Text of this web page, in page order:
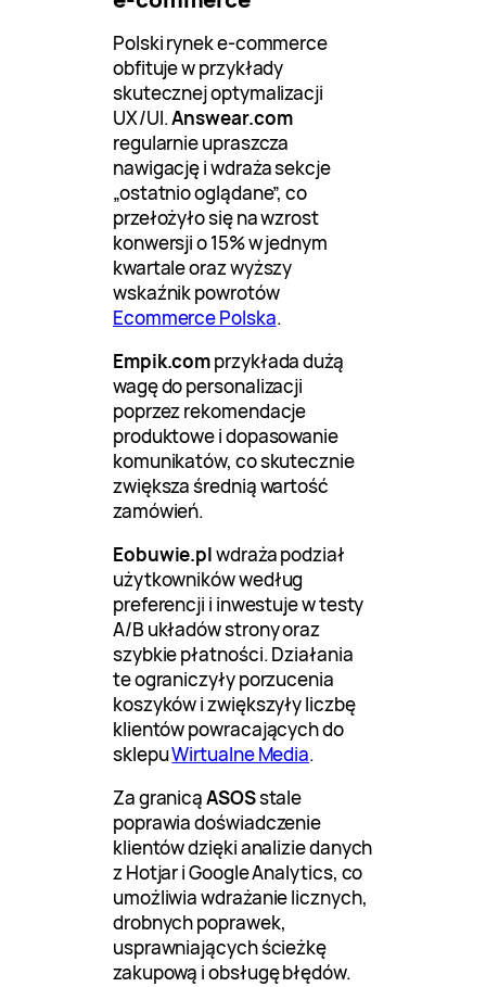
Polski rynek e-commerce
obfituje w przykłady
skutecznej optymalizacji
UX/UI.Answear.com
regularnie upraszcza
nawigację i wdraża sekcje
„ostatnio oglądane”, co
przełożyło się na wzrost
konwersji o 15% w jednym
kwartale oraz wyższy
wskaźnik powrotów
Ecommerce Polska.
Empik.comprzykłada dużą
wagę do personalizacji
poprzez rekomendacje
produktowe i dopasowanie
komunikatów, co skutecznie
zwiększa średnią wartość
zamówień.
Eobuwie.plwdraża podział
użytkowników według
preferencji i inwestuje w testy
A/B układów strony oraz
szybkie płatności. Działania
te ograniczyły porzucenia
koszyków i zwiększyły liczbę
klientów powracających do
sklepuWirtualne Media.
Za granicąASOSstale
poprawia doświadczenie
klientów dzięki analizie danych
z Hotjar i Google Analytics, co
umożliwia wdrażanie licznych,
drobnych poprawek,
usprawniających ścieżkę
zakupową i obsługę błędów.